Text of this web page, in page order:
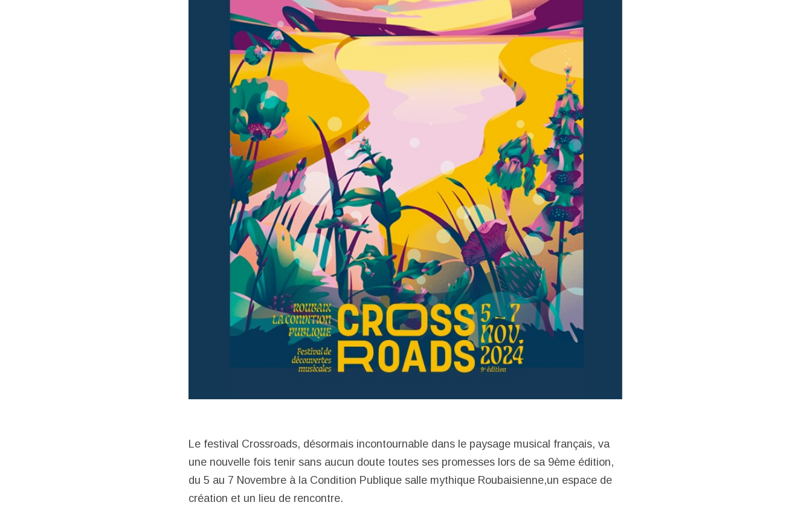
Le festival Crossroads, désormais incontournable dans le paysage musical français, va
une nouvelle fois tenir sans aucun doute toutes ses promesses lors de sa 9ème édition,
du 5 au 7 Novembre à la Condition Publique salle mythique Roubaisienne,un espace de
création et un lieu de rencontre.